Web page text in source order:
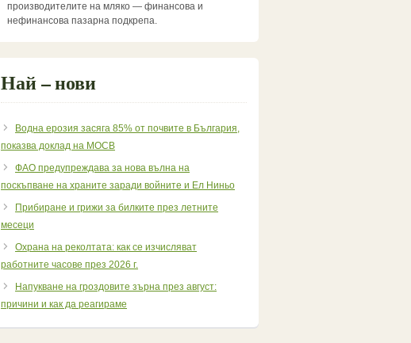
производителите на мляко — финансова и
нефинансова пазарна подкрепа.
Най – нови
Водна ерозия засяга 85% от почвите в България,
показва доклад на МОСВ
ФАО предупреждава за нова вълна на
поскъпване на храните заради войните и Ел Ниньо
Прибиране и грижи за билките през летните
месеци
Охрана на реколтата: как се изчисляват
работните часове през 2026 г.
Напукване на гроздовите зърна през август:
причини и как да реагираме